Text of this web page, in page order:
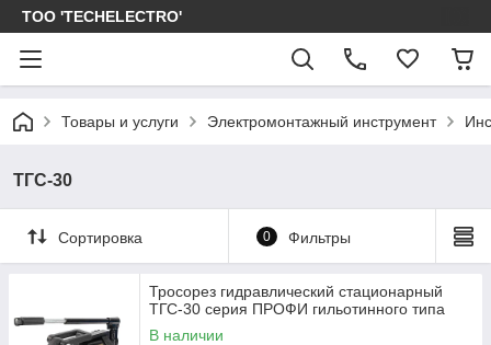
ТОО 'TECHELECTRO'
Товары и услуги Электромонтажный инструмент
ТГС-30
Сортировка 0 Фильтры
Тросорез гидравлический стационарный
ТГС-30 серия ПРОФИ гильотинного типа
В наличии